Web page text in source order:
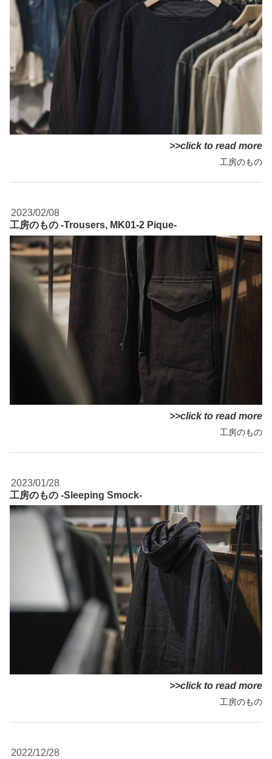
>>click to read more
工房のもの
2023/02/08
工房のもの -Trousers, MK01-2 Pique-
>>click to read more
工房のもの
2023/01/28
工房のもの -Sleeping Smock-
>>click to read more
工房のもの
2022/12/28